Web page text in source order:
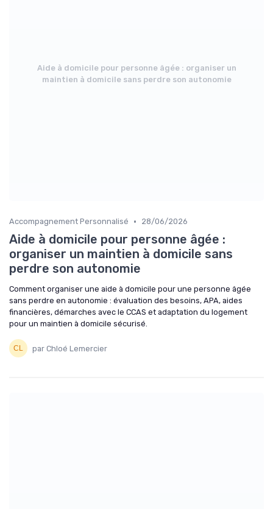
Aide à domicile pour personne âgée : organiser un
maintien à domicile sans perdre son autonomie
Accompagnement Personnalisé • 28/06/2026
Aide à domicile pour personne âgée :
organiser un maintien à domicile sans
perdre son autonomie
Comment organiser une aide à domicile pour une personne âgée
sans perdre en autonomie : évaluation des besoins, APA, aides
financières, démarches avec le CCAS et adaptation du logement
pour un maintien à domicile sécurisé.
par Chloé Lemercier